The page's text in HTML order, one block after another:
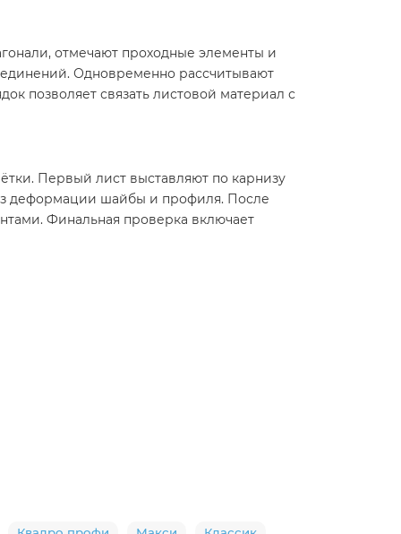
отмечают проходные элементы и
Одновременно рассчитывают
позволяет связать листовой материал с
Первый лист выставляют по карнизу
деформации шайбы и профиля. После
Финальная проверка включает